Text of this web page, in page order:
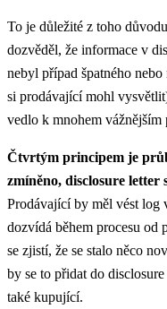
To je důležité z toho
dozvěděl, že informace v
nebyl případ špatného
si prodávající mohl
vedlo k mnohem vážnějším
Čtvrtým principem je
zmíněno, disclosure
Prodávající by měl vést log
dozvídá během procesu od
se zjistí, že se stalo něco
by se to přidat do
také kupující.